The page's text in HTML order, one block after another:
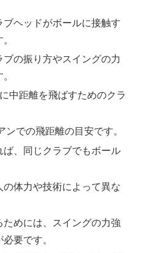
ヘッドがボールに接触す
の振り方やスイングの力
中距離を飛ばすためのクラ
での飛距離の目安です。
、同じクラブでもボール
体力や技術によって異な
めには、スイングの力強
要です。